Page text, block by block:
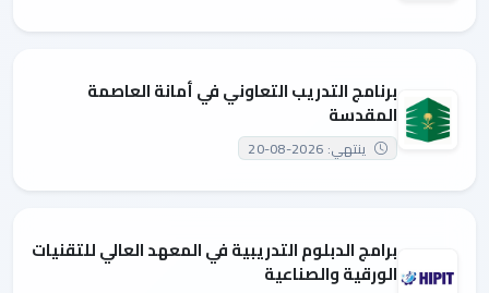
برنامج التدريب التعاوني في أمانة العاصمة
المقدسة
ينتهي: 2026-08-20
برامج الدبلوم التدريبية في المعهد العالي للتقنيات
الورقية والصناعية